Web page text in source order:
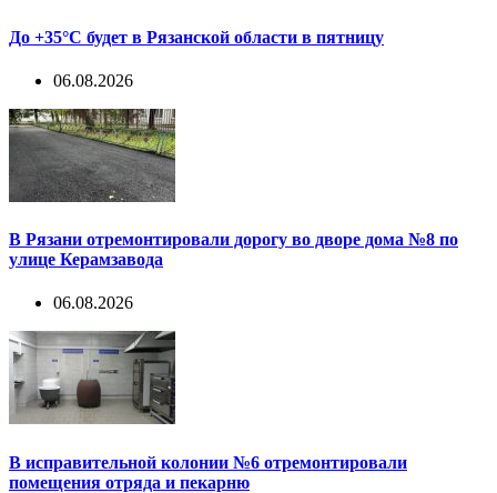
До +35°С будет в Рязанской области в пятницу
06.08.2026
В Рязани отремонтировали дорогу во дворе дома №8 по
улице Керамзавода
06.08.2026
В исправительной колонии №6 отремонтировали
помещения отряда и пекарню